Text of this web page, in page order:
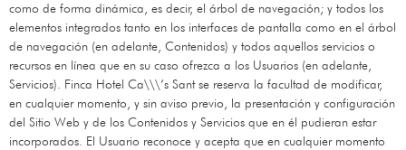
como de forma dinámica, es decir, el árbol de navegación; y todos los
elementos integrados tanto en los interfaces de pantalla como en el árbol
de navegación (en adelante, Contenidos) y todos aquellos servicios o
recursos en línea que en su caso ofrezca a los Usuarios (en adelante,
Servicios). Finca Hotel Ca\\\’s Santse reserva la facultad de modificar,
en cualquier momento, y sin aviso previo, la presentación y configuración
del Sitio Web y de los Contenidos y Servicios que en él pudieran estar
incorporados. El Usuario reconoce y acepta que en cualquier momento